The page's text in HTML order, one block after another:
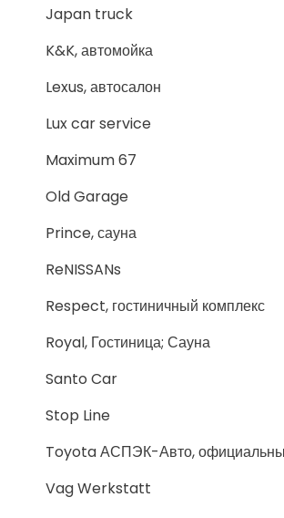
Japan truck
K&K, автомойка
Lexus, автосалон
Lux car service
Maximum 67
Old Garage
Prince, сауна
ReNISSANs
Respect, гостиничный комплекс
Royal, Гостиница; Сауна
Santo Car
Stop Line
Toyota АСПЭК-Авто,
Vag Werkstatt